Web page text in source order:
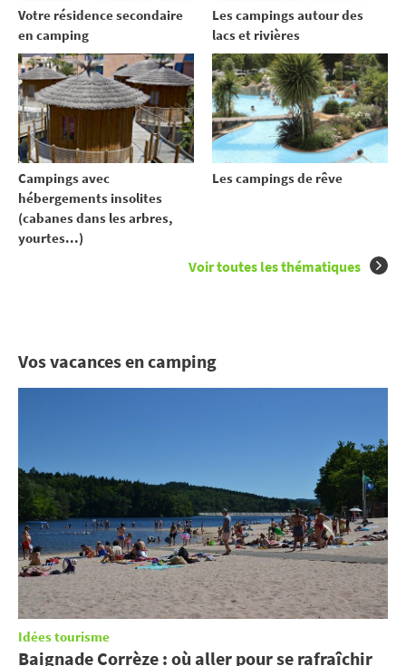
Votre résidence secondaire
en camping
Les campings autour des
lacs et rivières
Campings avec
hébergements insolites
(cabanes dans les arbres,
yourtes...)
Les campings de rêve
Voir toutes les thématiques
Vos vacances en camping
Idées tourisme
Baignade Corrèze : où aller pour se rafraîchir